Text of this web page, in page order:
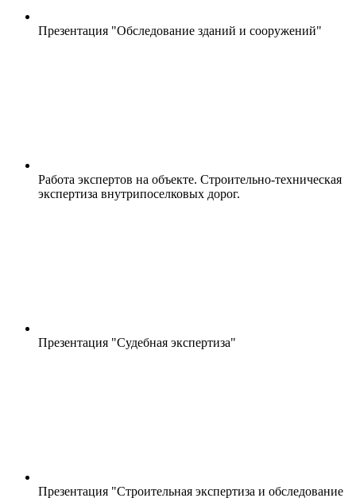
Презентация "Обследование зданий и сооружений"
Работа экспертов на объекте. Строительно-техническая
экспертиза внутрипоселковых дорог.
Презентация "Судебная экспертиза"
Презентация "Строительная экспертиза и обследование